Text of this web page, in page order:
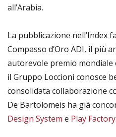
all’Arabia.
La pubblicazione nell’Index
Compasso d’Oro ADI, il più
autorevole premio mondiale
il Gruppo Loccioni conosce
consolidata collaborazione
De Bartolomeis ha già
Design System e Play Factory.